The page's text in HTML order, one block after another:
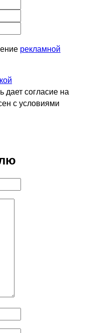
рекламной
дает согласие на
с условиями